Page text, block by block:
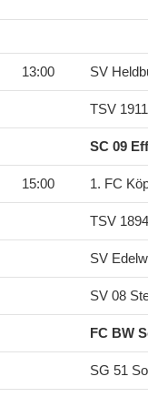
13:00 SV
TSV
SC 09
15:00 1. FC
TSV
SV
SV 08
FC BW
SG 51